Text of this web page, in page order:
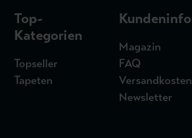
Top-
Kategorien
Topseller
Tapeten
Kundeninfo
Magazin
FAQ
Versandkosten
Newsletter